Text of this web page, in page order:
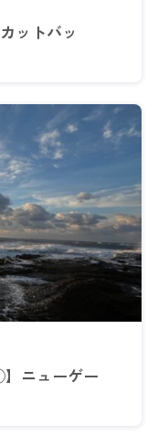
ットバッ
】ニューゲー